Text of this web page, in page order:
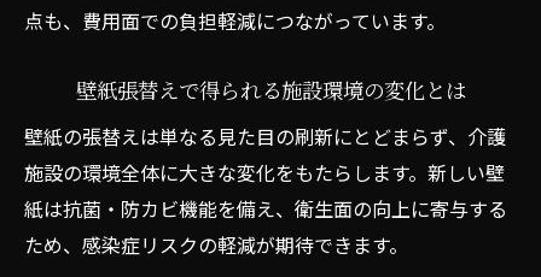
点も、費用面での負担軽減につながっています。
壁紙張替えで得られる施設環境の変化とは
壁紙の張替えは単なる見た目の刷新にとどまらず、介護
施設の環境全体に大きな変化をもたらします。新しい壁
紙は抗菌・防カビ機能を備え、衛生面の向上に寄与する
ため、感染症リスクの軽減が期待できます。